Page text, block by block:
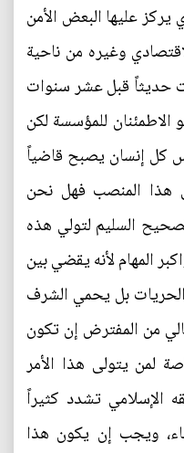
يركز عليها البعض الأمن
وغيره من ناحية
حديثاً قبل عشر سنوات
الاطمئنان للمؤسسة لكن
كل إنسان يصبح قاضياً
هذا المنصب فهل نحن
السليم لتولي هذه
المهام لأنه يقضي بين
بل يحمي الشرف
من المفترض إن تكون
يتولى هذا الأمر
الإسلامي تشدد كثيراً
ويجب إن يكون هذا